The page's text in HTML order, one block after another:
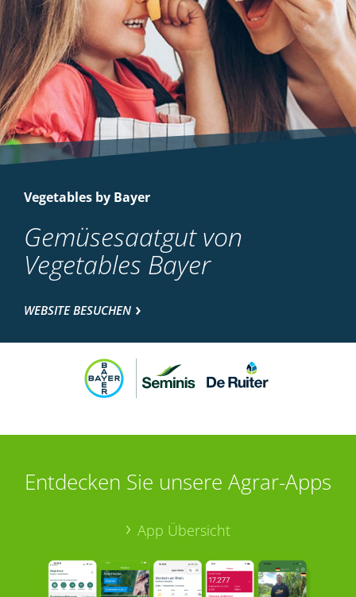
Vegetables by Bayer
Gemüsesaatgut von
Vegetables Bayer
WEBSITE BESUCHEN
Entdecken Sie unsere Agrar-Apps
App Übersicht